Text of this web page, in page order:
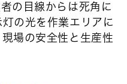
の目線からは死角に
の光を作業エリアに
場の安全性と生産性